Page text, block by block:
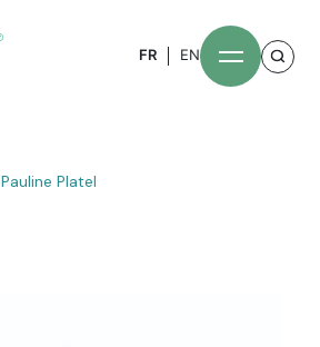
FR EN
Pauline Platel